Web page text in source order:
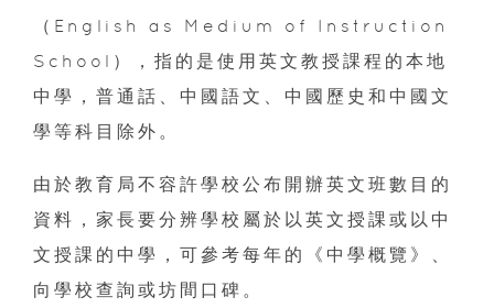
（English as Medium of Instruction
School），指的是使用英文教授課程的本地
中學，普通話、中國語文、中國歷史和中國文
學等科目除外。
由於教育局不容許學校公布開辦英文班數目的
資料，家長要分辨學校屬於以英文授課或以中
文授課的中學，可參考每年的《中學概覽》、
向學校查詢或坊間口碑。